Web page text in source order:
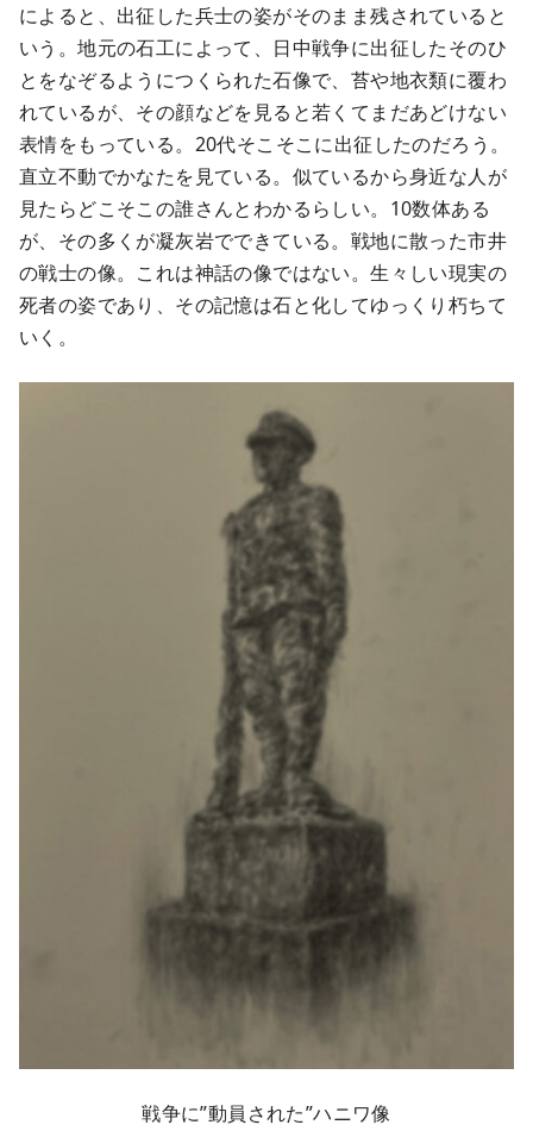
によると、出征した兵士の姿がそのまま残されていると
いう。地元の石工によって、日中戦争に出征したそのひ
とをなぞるようにつくられた石像で、苔や地衣類に覆わ
れているが、その顔などを見ると若くてまだあどけない
表情をもっている。20代そこそこに出征したのだろう。
直立不動でかなたを見ている。似ているから身近な人が
見たらどこそこの誰さんとわかるらしい。10数体ある
が、その多くが凝灰岩でできている。戦地に散った市井
の戦士の像。これは神話の像ではない。生々しい現実の
死者の姿であり、その記憶は石と化してゆっくり朽ちて
いく。
戦争に”動員された”ハニワ像